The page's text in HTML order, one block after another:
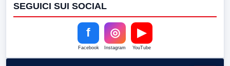
SEGUICI SUI SOCIAL
f
Facebook
◎
Instagram
▶
YouTube